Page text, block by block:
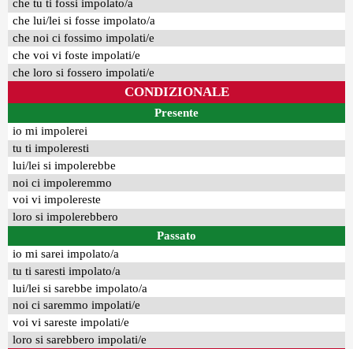
che tu ti fossi impolato/a
che lui/lei si fosse impolato/a
che noi ci fossimo impolati/e
che voi vi foste impolati/e
che loro si fossero impolati/e
CONDIZIONALE
Presente
io mi impolerei
tu ti impoleresti
lui/lei si impolerebbe
noi ci impoleremmo
voi vi impolereste
loro si impolerebbero
Passato
io mi sarei impolato/a
tu ti saresti impolato/a
lui/lei si sarebbe impolato/a
noi ci saremmo impolati/e
voi vi sareste impolati/e
loro si sarebbero impolati/e